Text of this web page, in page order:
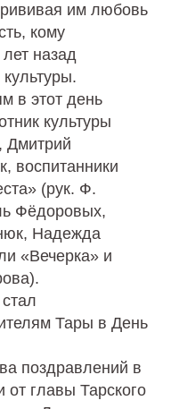
им любовь
кому
назад
в этот день
культуры
Дмитрий
воспитанники
(рук. Ф.
Фёдоровых,
Надежда
«Вечерка» и
Тары в День
поздравлений в
главы Тарского